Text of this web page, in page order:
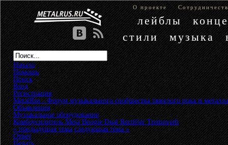
О проекте
лейблы
стили
музыка
Начало
Помощь
Поиск
Вход
Регистрация
MetalRus - Форум музыкального сообщества тяжелого рока и металла
Объявления»
Музыкальное оборудование»
Комбоусилитель Mesa Boogie Dual Rectifier Tremoverb
« предыдущая тема следующая тема »
Ответ
Печать